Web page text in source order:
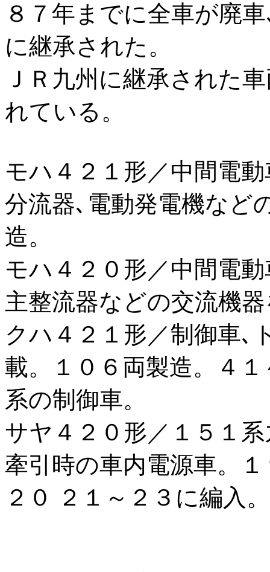
８７年までに全車が廃
に継承された。
ＪＲ九州に継承された
れている。
モハ４２１形／中間電
分流器､電動発電機など
造。
モハ４２０形／中間電
主整流器などの交流機
クハ４２１形／制御車､
載。１０６両製造。４
系の制御車。
サヤ４２０形／１５１
牽引時の車内電源車。
２０ ２１～２３に編入。